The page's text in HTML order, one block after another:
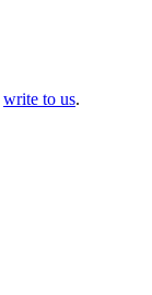
write to us.